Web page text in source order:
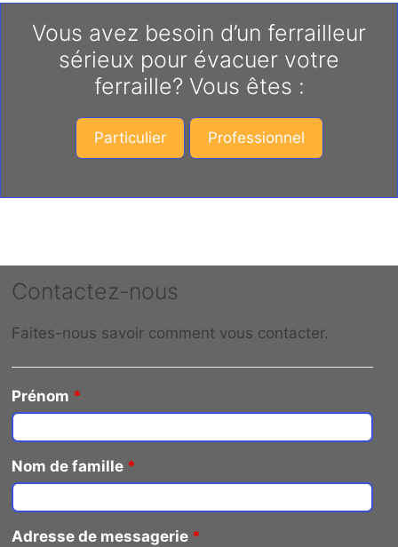
Vous avez besoin d’un ferrailleur
sérieux pour évacuer votre
ferraille? Vous êtes :
Particulier Professionnel
Contactez-nous
Faites-nous savoir comment vous contacter.
Prénom *
Nom de famille *
Adresse de messagerie *